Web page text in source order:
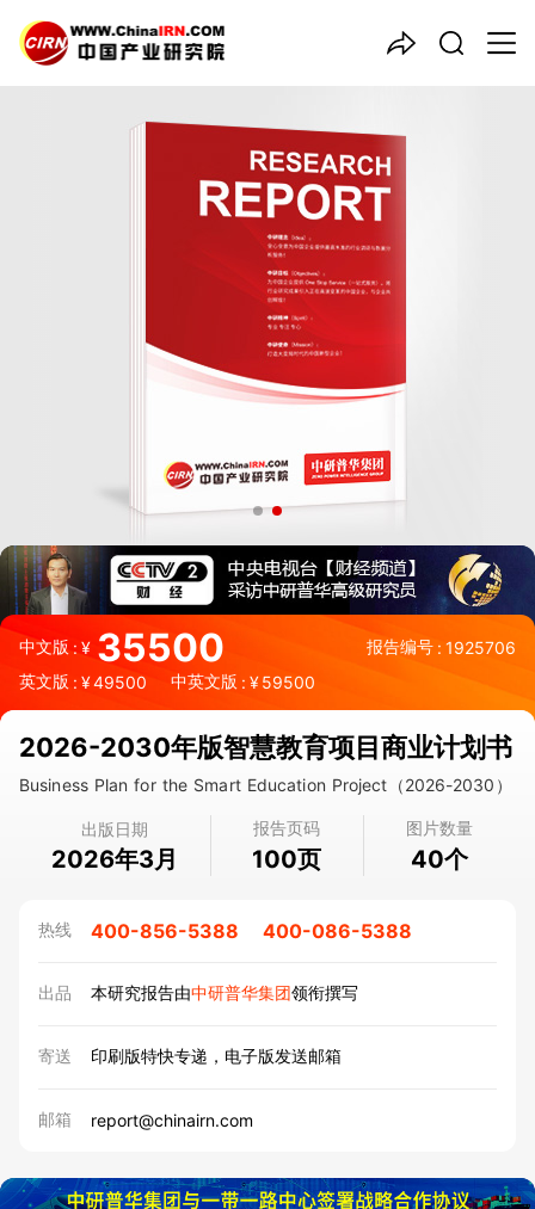
中文版:¥ 35500 报告编号 : 1925706
英文版 : ¥49500 中英文版 : ¥59500
2026-2030年版智慧教育项目商业计划书
Business Plan for the Smart Education Project（2026-2030）
出版日期
2026年3月
报告页码
100页
图片数量
40个
热线 400-856-5388 400-086-5388
出品 本研究报告由中研普华集团领衔撰写
寄送 印刷版特快专递，电子版发送邮箱
邮箱 report@chinairn.com
中国产业咨询领导者
2026-2030年版
目商业计划书
品质保障，一年免费更新维护
报告编号：1925706
出版日期：2026年3月
《2026-2030年版智慧教育项目商业计划书》由中研普华智慧教
育行业分析专家领衔撰写，主要分析了智慧教育行业的市场规模、
发展现状与投资前景，同时对智慧教育行业的未来发展做出科学的
趋势预测和专业的智慧教育行业数据分析，帮助客户评估智慧教育
27年研究经验，深度洞察行业驱动力
多元化、高学历的实战型精英团队